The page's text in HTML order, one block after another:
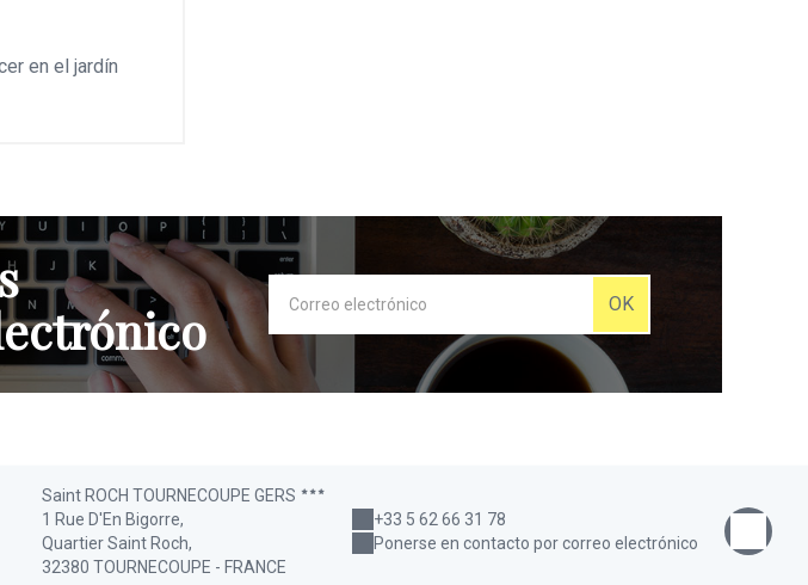
en el jardín
OK
Saint ROCH TOURNECOUPE GERS
1 Rue D'En Bigorre,
Quartier Saint Roch,
32380 TOURNECOUPE - FRANCE
+33 5 62 66 31 78
Ponerse en contacto por correo electrónico